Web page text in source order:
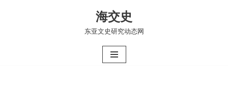
海交史
东亚文史研究动态网